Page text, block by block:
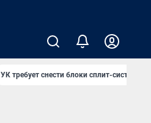
УК требует снести блоки сплит-систем